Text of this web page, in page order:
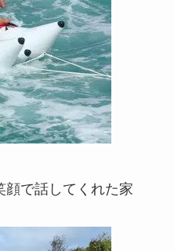
顔で話してくれた家